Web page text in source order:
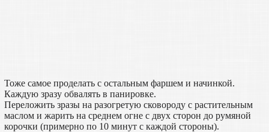
Тоже самое проделать с остальным фаршем и начинкой.
Каждую зразу обвалять в панировке.
Переложить зразы на разогретую сковороду с растительным
маслом и жарить на среднем огне с двух сторон до румяной
корочки (примерно по 10 минут с каждой стороны).